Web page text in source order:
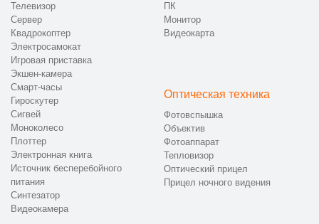
Телевизор
Сервер
Квадрокоптер
Электросамокат
Игровая приставка
Экшен-камера
Смарт-часы
Гироскутер
Сигвей
Моноколесо
Плоттер
Электронная книга
Источник бесперебойного
питания
Синтезатор
Видеокамера
ПК
Монитор
Видеокарта
Оптическая техника
Фотовспышка
Объектив
Фотоаппарат
Тепловизор
Оптический прицел
Прицел ночного видения